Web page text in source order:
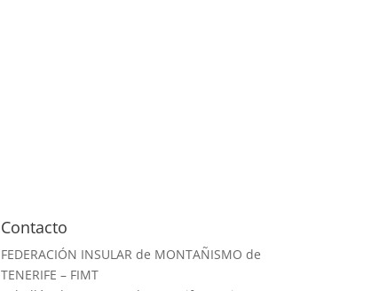
Contacto
FEDERACIÓN INSULAR de MONTAÑISMO de
TENERIFE – FIMT